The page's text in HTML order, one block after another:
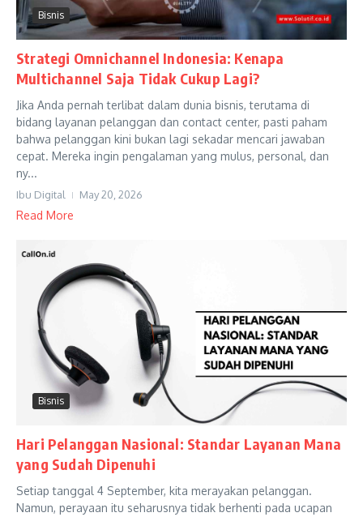
Bisnis
Strategi Omnichannel Indonesia: Kenapa
Multichannel Saja Tidak Cukup Lagi?
Jika Anda pernah terlibat dalam dunia bisnis, terutama di
bidang layanan pelanggan dan contact center, pasti paham
bahwa pelanggan kini bukan lagi sekadar mencari jawaban
cepat. Mereka ingin pengalaman yang mulus, personal, dan
ny...
Ibu Digital May 20, 2026
Read More
Bisnis
Hari Pelanggan Nasional: Standar Layanan Mana
yang Sudah Dipenuhi
Setiap tanggal 4 September, kita merayakan pelanggan.
Namun, perayaan itu seharusnya tidak berhenti pada ucapan